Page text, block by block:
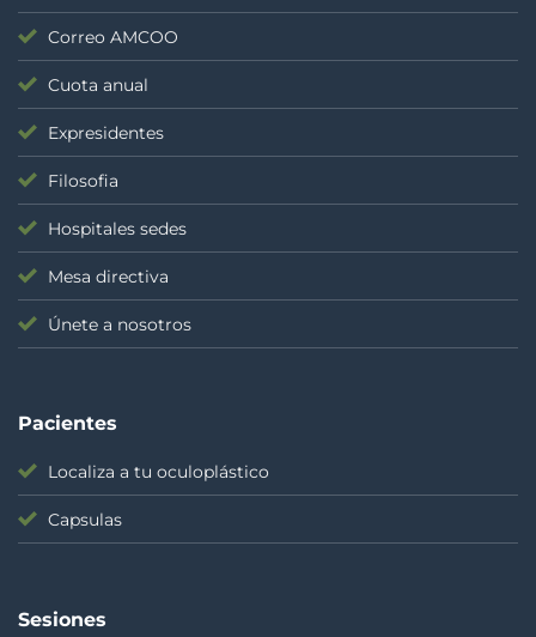
Correo AMCOO
Cuota anual
Expresidentes
Filosofia
Hospitales sedes
Mesa directiva
Únete a nosotros
Pacientes
Localiza a tu oculoplástico
Capsulas
Sesiones